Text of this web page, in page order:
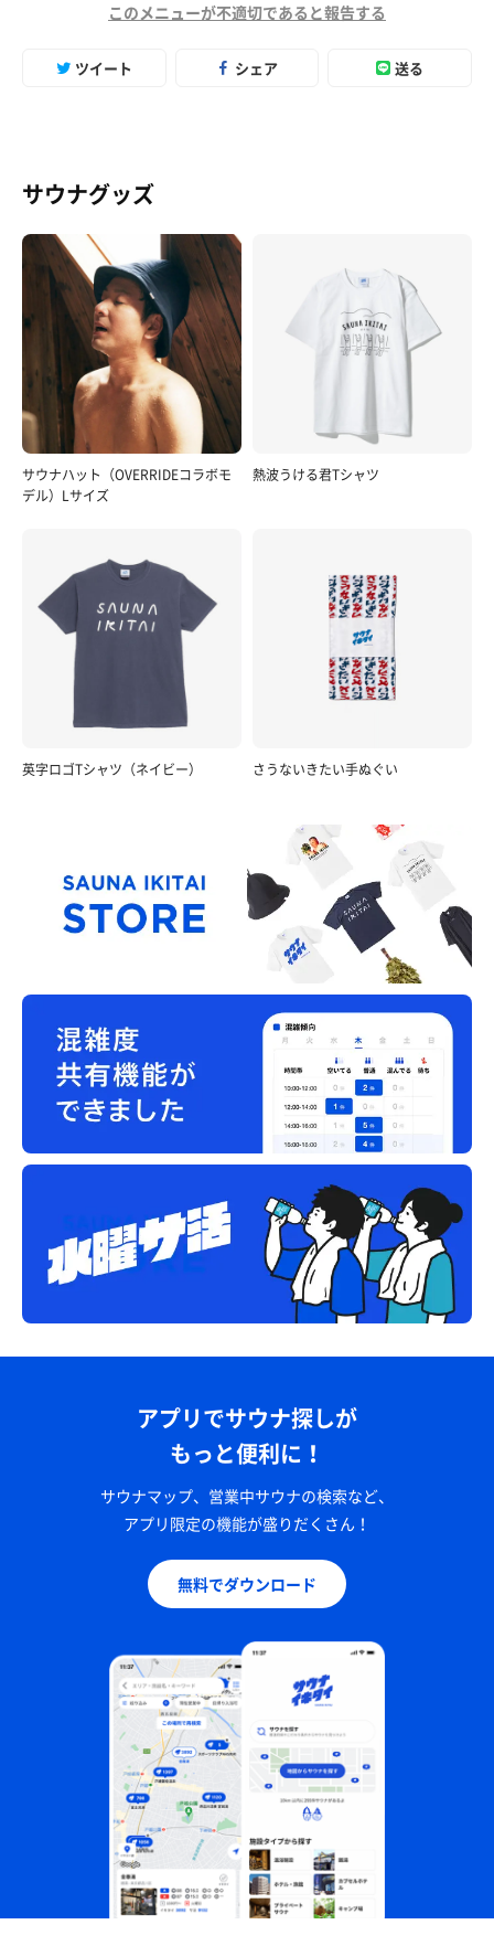
このメニューが不適切であると報告する
ツイート シェア 送る
サウナグッズ
サウナハット（OVERRIDEコラボモ
デル）Lサイズ
熱波うける君Tシャツ
英字ロゴTシャツ（ネイビー） さうないきたい手ぬぐい
アプリでサウナ探しが
もっと便利に！
サウナマップ、営業中サウナの検索など、
アプリ限定の機能が盛りだくさん！
無料でダウンロード